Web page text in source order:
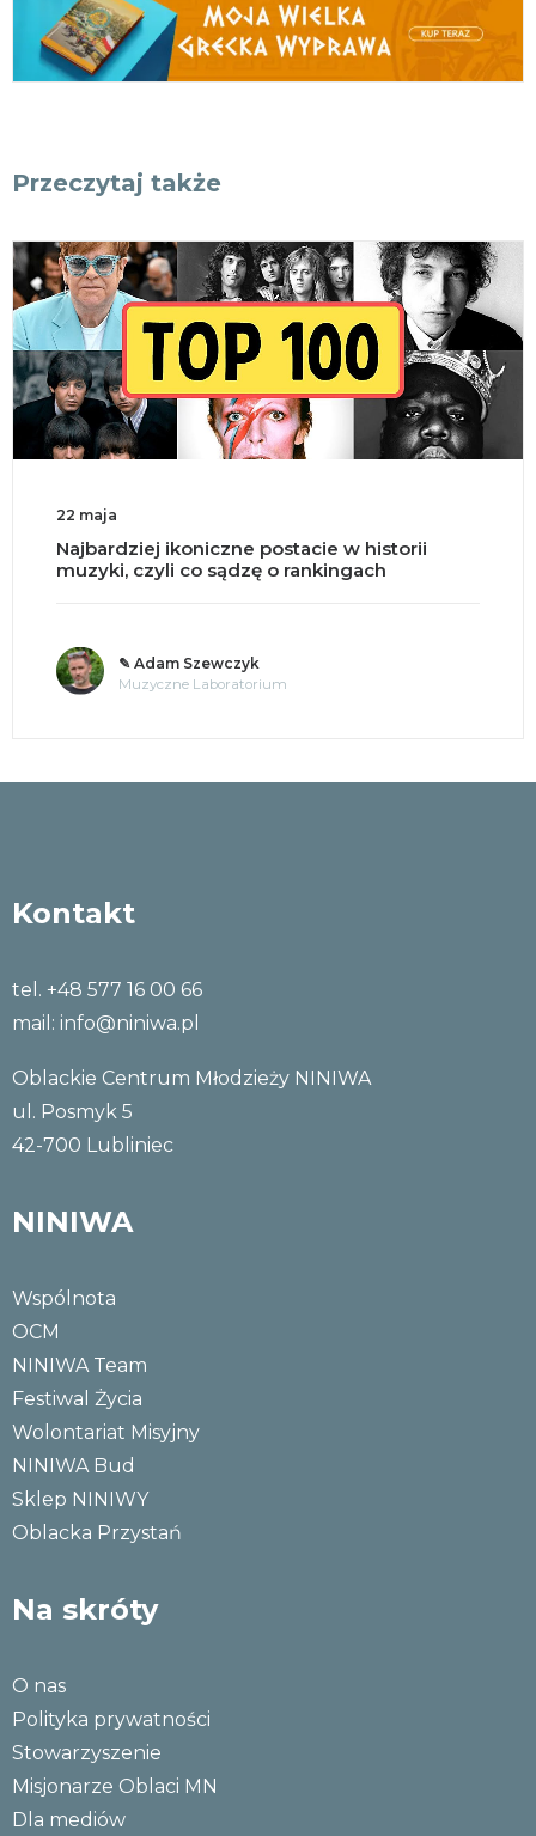
Przeczytaj także
22 maja
Najbardziej ikoniczne postacie w historii
muzyki, czyli co sądzę o rankingach
✎ Adam Szewczyk
Muzyczne Laboratorium
Kontakt
tel. +48 577 16 00 66
mail: info@niniwa.pl
Oblackie Centrum Młodzieży NINIWA
ul. Posmyk 5
42-700 Lubliniec
NINIWA
Wspólnota
OCM
NINIWA Team
Festiwal Życia
Wolontariat Misyjny
NINIWA Bud
Sklep NINIWY
Oblacka Przystań
Na skróty
O nas
Polityka prywatności
Stowarzyszenie
Misjonarze Oblaci MN
Dla mediów